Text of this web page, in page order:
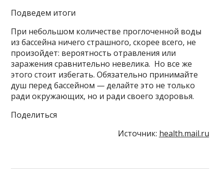
Подведем итоги
При небольшом количестве проглоченной воды
из бассейна ничего страшного, скорее всего, не
произойдет: вероятность отравления или
заражения сравнительно невелика. Но все же
этого стоит избегать. Обязательно принимайте
душ перед бассейном — делайте это не только
ради окружающих, но и ради своего здоровья.
Поделиться
Источник: health.mail.ru